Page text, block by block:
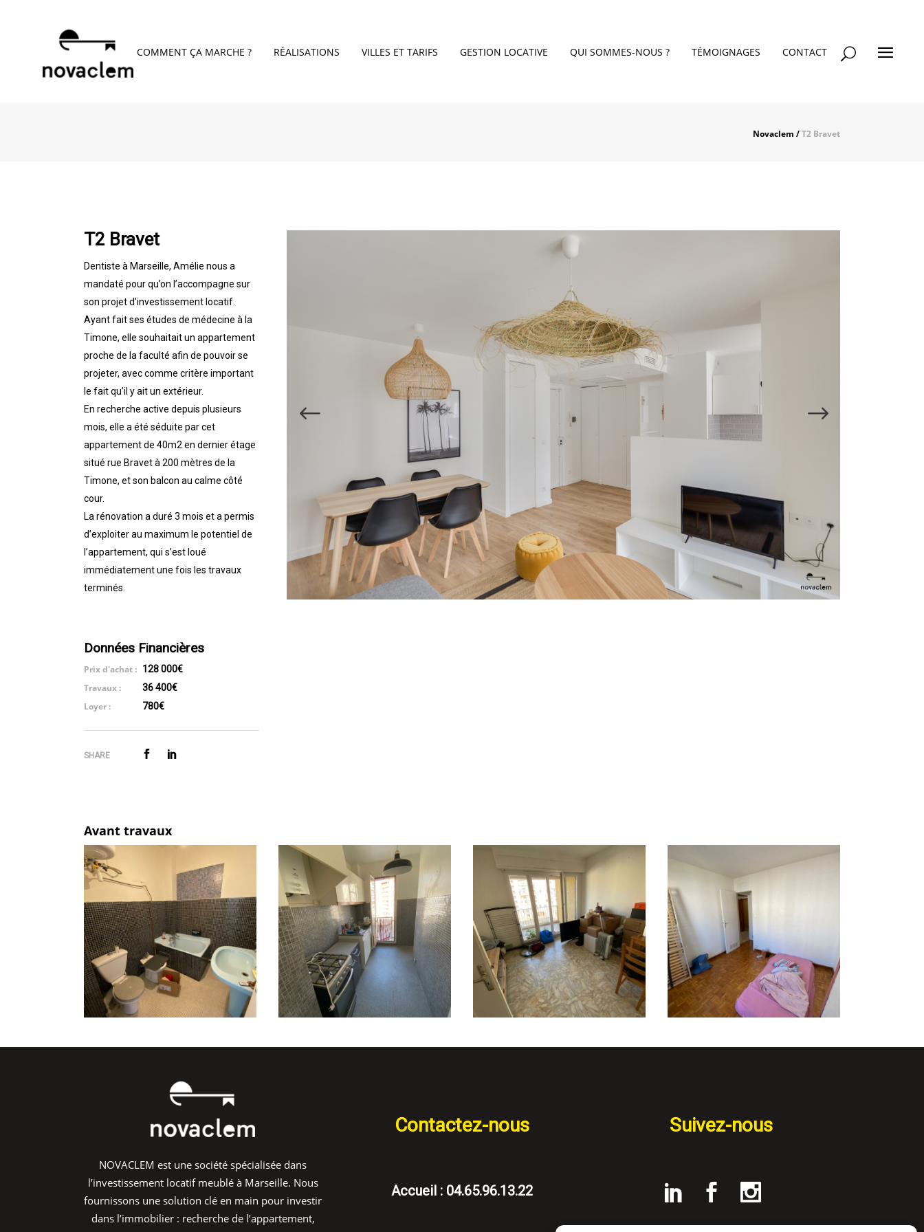
COMMENT ÇA MARCHE ? RÉALISATIONS VILLES ET TARIFS GESTION LOCATIVE QUI SOMMES-NOUS ? TÉMOIGNAGES CONTACT
Novaclem /T2 Bravet
T2 Bravet
Dentiste à Marseille, Amélie nous a
mandaté pour qu’on l’accompagne sur
son projet d’investissement locatif.
Ayant fait ses études de médecine à la
Timone, elle souhaitait un appartement
proche de la faculté afin de pouvoir se
projeter, avec comme critère important
le fait qu’il y ait un extérieur.
En recherche active depuis plusieurs
mois, elle a été séduite par cet
appartement de 40m2 en dernier étage
situé rue Bravet à 200 mètres de la
Timone, et son balcon au calme côté
cour.
La rénovation a duré 3 mois et a permis
d’exploiter au maximum le potentiel de
l’appartement, qui s’est loué
immédiatement une fois les travaux
terminés.
Données Financières
Prix d'achat : 128 000€
Travaux : 36 400€
Loyer : 780€
SHARE
Avant travaux
NOVACLEM est une société spécialisée dans
l’investissement locatif meublé à Marseille. Nous
fournissons une solution clé en main pour investir
dans l’immobilier : recherche de l’appartement,
Contactez-nous
Accueil : 04.65.96.13.22
Suivez-nous